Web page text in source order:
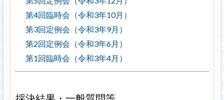
第4回臨時会（令和3年10月）
第3回定例会（令和3年9月）
第2回定例会（令和3年6月）
第1回臨時会（令和3年4月）